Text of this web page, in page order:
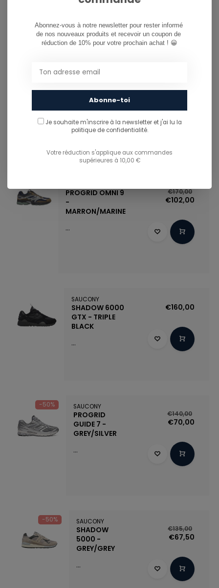
SAND/TANNE
...
PROGRID OMNI 9
-
MARRON/MARINE
...
€170,00
€102,00
SAUCONY
SHADOW 6000
GTX - TRIPLE
BLACK
...
€160,00
-50% SAUCONY
PROGRID
GUIDE 7 -
GREY/SILVER
...
€140,00
€70,00
-50% SAUCONY
SHADOW
5000 -
GREY/GREY
...
€135,00
€67,50
Abonnez-vous à notre newsletter pour rester informé
de nos nouveaux produits et recevoir un coupon de
réduction de 10% pour votre prochain achat ! 😀
Abonne-toi
Je souhaite m'inscrire à la newsletter et j'ai lu la
politique de confidentialité.
Votre réduction s'applique aux commandes
supérieures à 10,00 €